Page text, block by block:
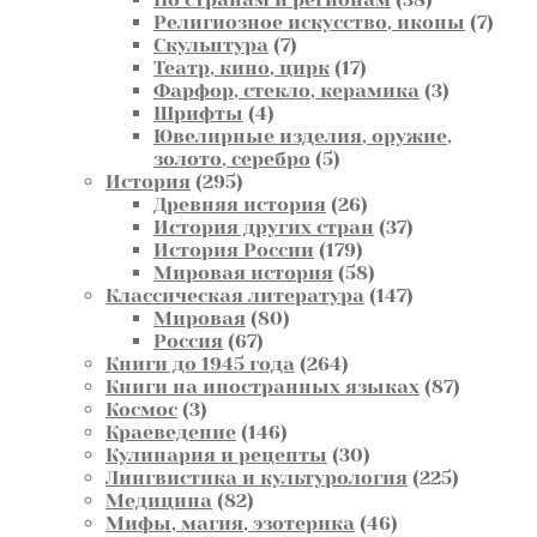
товаров
Религиозное искусство, иконы 77
Скульптура 77
товаров
Театр, кино, цирк 1717
товаров
Фарфор, стекло, керамика 33
Шрифты 44
товара
Ювелирные изделия, оружие,
золото, серебро 55
История 295295
товаров
Древняя история 2626
товаров
История других стран 3737
История России 179179
товаров
Мировая история 5858
товаров
Классическая литература 147147
Мировая 8080
Россия 6767
товаров
Книги до 1945 года 264264
товара
Книги на иностранных языках 8787
Космос 33
товара
Краеведение 146146
товаров
Кулинария и рецепты 3030
товаров
Лингвистика и культурология 225225
Медицина 8282
товара
Мифы, магия, эзотерика 4646